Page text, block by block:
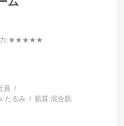
:★★★★★
員
:たるみ 肌質:混合肌